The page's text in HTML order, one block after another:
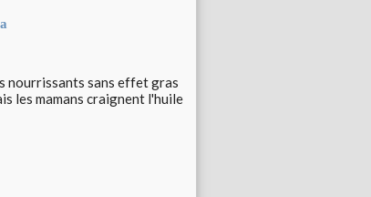
nourrissants sans effet gras
les mamans craignent l'huile